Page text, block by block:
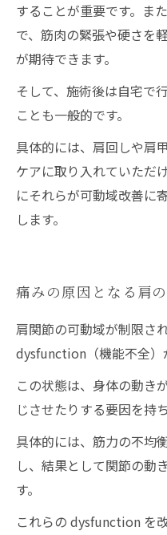
することが重要です。ま
で、筋肉の緊張や硬さを
が期待できます。
そして、施術後は自宅で
ことも一般的です。
具体的には、肩回しや肩
ケアに取り入れていただ
にそれらが可動域改善に
します。
痛みの原因となる
肩関節の可動域が制限さ
dysfunction（機能不全）
この状態は、身体の動き
じさせたりする要因を持ち
具体的には、筋力の不均
し、結果として関節の動
す。
これらの dysfunction を